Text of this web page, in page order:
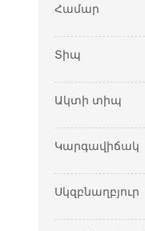
Համար
Տիպ
Ակտի տիպ
Կարգավիճակ
Սկզբնաղբյուր